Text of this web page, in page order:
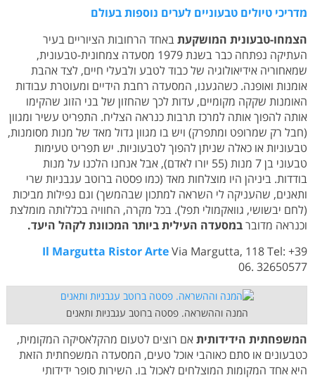
מדריכי טיולים טבעוניים לערים נוספות בעולם
הצמחו-טבעונית המושקעתבאחד הרחובות הציוריים בעיר
העתיקה נפתחה כבר בשנת 1979 מסעדה צמחונית-טבעונית,
שמאחוריה אידיאולוגיה של כבוד לטבע ולבעלי חיים, לצד אהבת
אומנות ואופנה. כשהגענו, המסעדה רחבת הידיים ומעוטרת עבודות
האומנות שקקה מקומיים, עדות לכך שהחזון של בני הזוג שהקימו
אותה להפוך אותה למרכז תרבות כנראה הצליח. התפריט עשיר ומגוון
(חבל רק שמרופט ומתפרק) ויש בו מגוון גדול מאד של מנות מסומנות,
טבעוניות או כאלה שניתן להפוך לטבעוניות. יש תפריט טעימות
טבעוני בן 7 מנות (55 יורו לאדם), אבל אנחנו הלכנו על מנות
בודדות. ביניהן היו מוצלחות מאד (כמו פסטה ברוטב עגבניות שרי
ותאנים, שהעניקה לי השראה למתכון שבהמשך) וגם נפילות מביכות
(לחם יבשושי, גוואקמולי תפל). בכל מקרה, החוויה בכללותה מומלצת
וכנראה מדוברבמסעדה העילית ביותר המכוונת לקהל היעד.
Il Margutta Ristor ArteVia Margutta, 118 Tel: +39
06. 32650577
המנה וההשראה. פסטה ברוטב עגבניות ותאנים
המשפחתית הידידותיתאם רוצים לטעום מהקלאסיקה המקומית,
כטבעונים או סתם כאוהבי אוכל טעים, המסעדה המשפחתית הזאת
היא אחד המקומות המוצלחים לאכול בו. השירות סופר ידידותי